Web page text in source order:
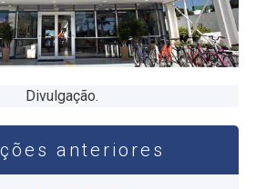
Divulgação.
anteriores